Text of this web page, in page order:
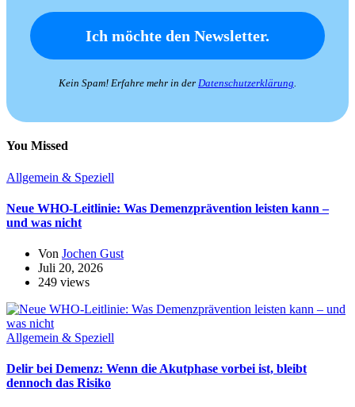
Kein Spam! Erfahre mehr in der Datenschutzerklärung.
You Missed
Allgemein & Speziell
Neue WHO-Leitlinie: Was Demenzprävention leisten kann –
und was nicht
Von Jochen Gust
Juli 20, 2026
249 views
Allgemein & Speziell
Delir bei Demenz: Wenn die Akutphase vorbei ist, bleibt
dennoch das Risiko